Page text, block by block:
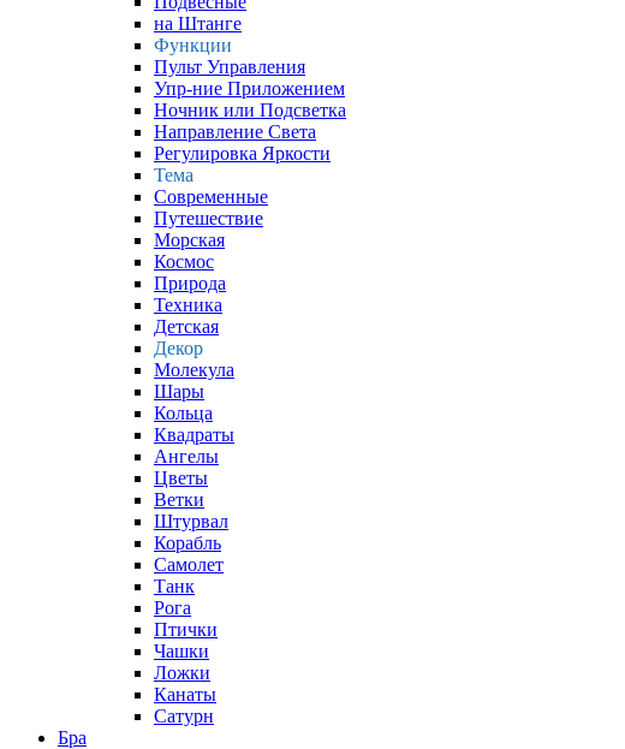
на Штанге
Функции
Пульт Управления
Упр-ние Приложением
Ночник или Подсветка
Направление Света
Регулировка Яркости
Тема
Современные
Путешествие
Морская
Космос
Природа
Техника
Детская
Декор
Молекула
Шары
Кольца
Квадраты
Ангелы
Цветы
Ветки
Штурвал
Корабль
Самолет
Танк
Рога
Птички
Чашки
Ложки
Канаты
Сатурн
Бра